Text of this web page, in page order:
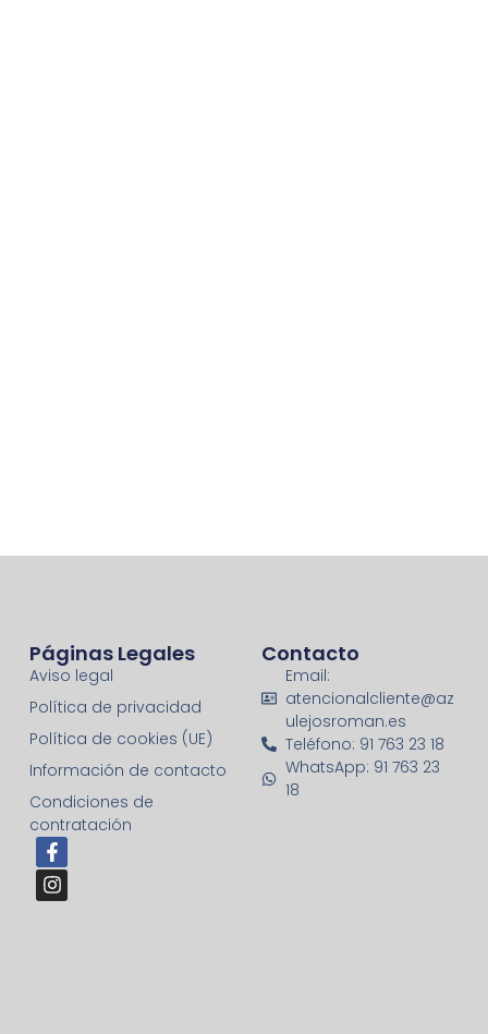
Páginas Legales
Aviso legal
Política de privacidad
Política de cookies (UE)
Información de contacto
Condiciones de
contratación
Contacto
Email:
atencionalcliente@az
ulejosroman.es
Teléfono: 91 763 23 18
WhatsApp: 91 763 23
18
F
a
c
e
I
n
s
t